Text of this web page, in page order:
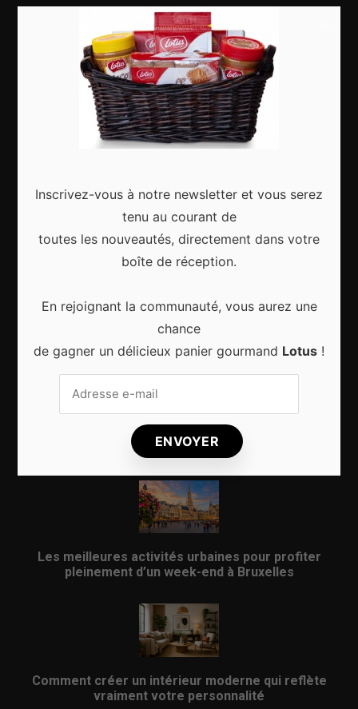
Articles récents
Les Meilleurs Événements Culturels à Découvrir à
Bruxelles Toute l’Année
Les meilleures activités culturelles à Bruxelles
pour vivre la ville autrement
Pourquoi les cafés indépendants donnent une
nouvelle énergie aux quartiers de Bruxelles
Les meilleures activités urbaines pour profiter
pleinement d’un week-end à Bruxelles
Comment créer un intérieur moderne qui reflète
vraiment votre personnalité
Inscrivez-vous à notre newsletter et vous serez
tenu au courant de
toutes les nouveautés, directement dans votre
boîte de réception.
En rejoignant la communauté, vous aurez une
chance
de gagner un délicieux panier gourmand Lotus !